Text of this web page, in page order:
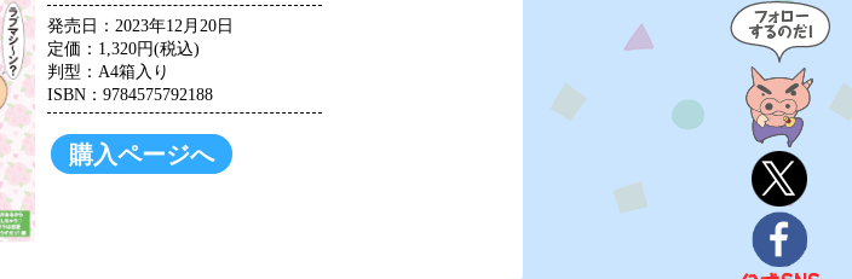
発売日：2023年12月20日
定価：1,320円(税込)
判型：A4箱入り
ISBN：9784575792188
購入ページへ